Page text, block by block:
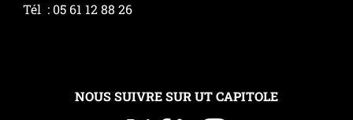
Tél : 05 61 12 88 26
NOUS SUIVRE SUR UT CAPITOLE